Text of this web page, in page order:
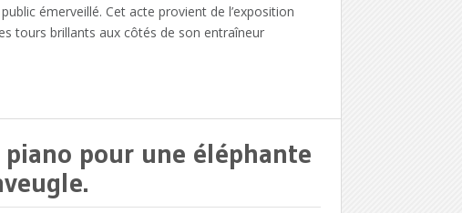
émerveillé. Cet acte provient de l’exposition
tours brillants aux côtés de son entraîneur
pour une éléphante